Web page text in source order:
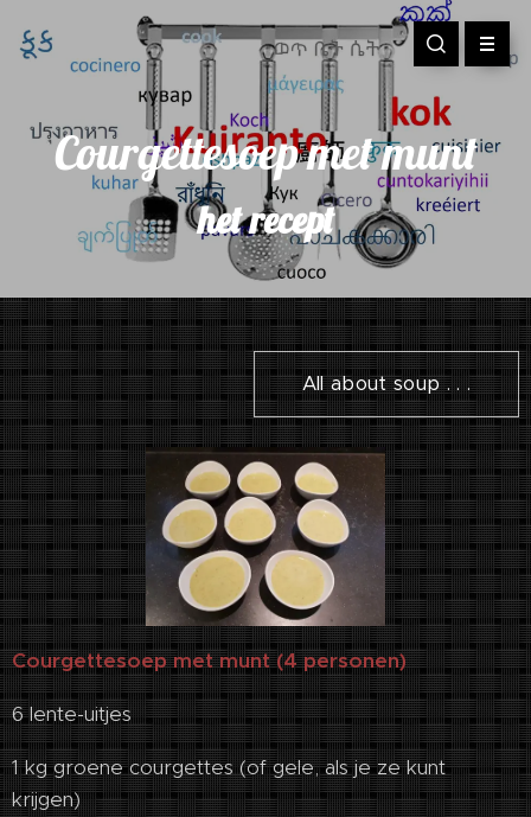
Courgettesoep met munt
het recept
All about soup . . .
Courgettesoep met munt (4 personen)
6 lente-uitjes
1 kg groene courgettes (of gele, als je ze kunt
krijgen)